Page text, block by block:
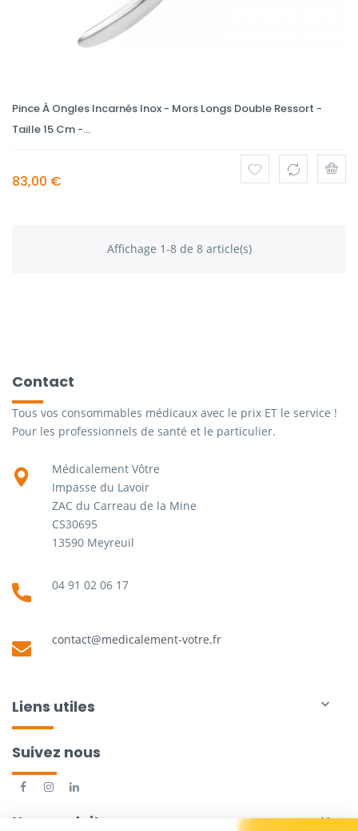
Pince À Ongles Incarnés Inox - Mors Longs Double Ressort -
Taille 15 Cm -...
83,00 €
Affichage 1-8 de 8 article(s)
Contact
Tous vos consommables médicaux avec le prix ET le service !
Pour les professionnels de santé et le particulier.
Médicalement Vôtre
Impasse du Lavoir
ZAC du Carreau de la Mine
CS30695
13590 Meyreuil
04 91 02 06 17
contact@medicalement-votre.fr
Liens utiles 
Suivez nous
Nos produits 